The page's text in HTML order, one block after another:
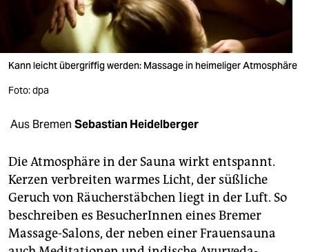
veranstaltungen
shop
fragen & hilfe
genossenschaft
epaper login
Kann leicht übergriffig werden: Massage in heimeliger Atmosphäre
Foto: dpa
Aus Bremen Sebastian Heidelberger
Die Atmosphäre in der Sauna wirkt entspannt.
Kerzen verbreiten warmes Licht, der süßliche
Geruch von Räucherstäbchen liegt in der Luft. So
beschreiben es BesucherInnen eines Bremer
Massage-Salons, der neben einer Frauensauna